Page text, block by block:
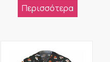
Περισσότερα